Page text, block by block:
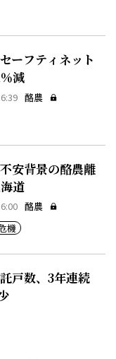
ーフティネット
減
酪農
安背景の酪農離
道
酪農
機
戸数、3年連続